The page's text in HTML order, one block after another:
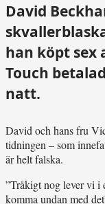
David
han köpt sex
Touch
natt.
David och hans fru
tidningen – som
är helt falska.
”Tråkigt nog lever vi i
komma undan med